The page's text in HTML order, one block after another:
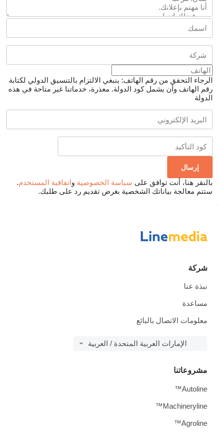
الرجاء التحقق من رقم الهاتف: ينبغي الالتزام بالتنسيق الدولي لكتابة
رقم الهاتف وأن يشمل كود الدولة. معذرة، خدماتنا غير متاحة في هذه
الدولة
بالنقر هنا، أنت توافق على سياسة الخصوصية واتفاقية المستخدم.
ستتم معالجة بياناتك الشخصية بغرض تقديم رد على طلبك.
شركة
نبذة عنا
مساعدة
معلومات الاتصال بالبائع
الإمارات العربية المتحدة / العربية
مشروعاتنا
Autoline™
Machineryline™
Agroline™